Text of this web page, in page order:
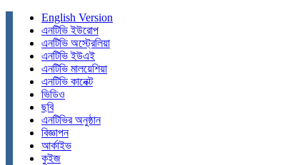
English Version
এনটিভি ইউরোপ
এনটিভি অস্ট্রেলিয়া
এনটিভি ইউএই
এনটিভি মালয়েশিয়া
এনটিভি কানেক্ট
ভিডিও
ছবি
এনটিভির অনুষ্ঠান
বিজ্ঞাপন
আর্কাইভ
কুইজ